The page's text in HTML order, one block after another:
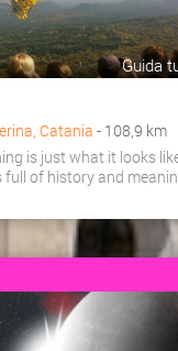
Guida
Catania - 108,9 km
is just what it looks
full of history and